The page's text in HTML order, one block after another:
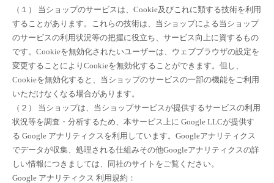
（１） 当ショップのサービスは、Cookie及びこれに類する技術を利用
することがあります。これらの技術は、当ショップによる当ショップ
のサービスの利用状況等の把握に役立ち、サービス向上に資するもの
です。Cookieを無効化されたいユーザーは、ウェブブラウザの設定を
変更することによりCookieを無効化することができます。但し、
Cookieを無効化すると、当ショップのサービスの一部の機能をご利用
いただけなくなる場合があります。
（２） 当ショップは、当ショップサービスが提供するサービスの利用
状況等を調査・分析するため、本サービス上に Google LLCが提供す
る Google アナリティクスを利用しています。Googleアナリティクス
でデータが収集、処理される仕組みその他Googleアナリティクスの詳
しい情報につきましては、同社のサイトをご覧ください。
Google アナリティクス 利用規約：